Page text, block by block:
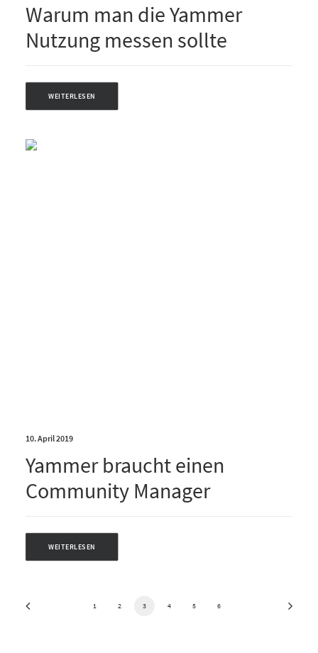
Warum man die Yammer
Nutzung messen sollte
WEITERLESEN
10. April 2019
Yammer braucht einen
Community Manager
WEITERLESEN
1 2 3 4 5 6